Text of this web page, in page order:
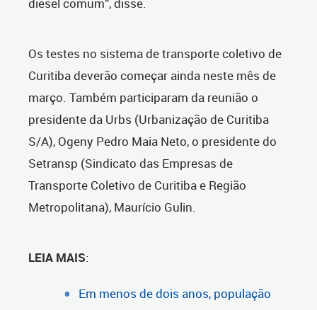
diesel comum”, disse.
Os testes no sistema de transporte coletivo de
Curitiba deverão começar ainda neste mês de
março. Também participaram da reunião o
presidente da Urbs (Urbanização de Curitiba
S/A), Ogeny Pedro Maia Neto, o presidente do
Setransp (Sindicato das Empresas de
Transporte Coletivo de Curitiba e Região
Metropolitana), Maurício Gulin.
LEIA MAIS:
Em menos de dois anos, população